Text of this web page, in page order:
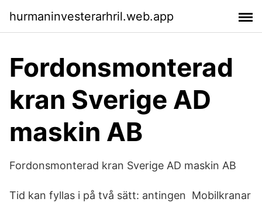
hurmaninvesterarhril.web.app
Fordonsmonterad
kran Sverige AD
maskin AB
Fordonsmonterad kran Sverige AD maskin AB
Tid kan fyllas i på två sätt: antingen Mobilkranar